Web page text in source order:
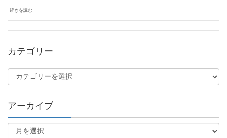
続きを読む
カテゴリー
アーカイブ